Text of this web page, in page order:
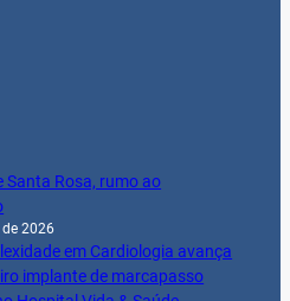
Santa Rosa, rumo ao
2026
em Cardiologia avança
implante de marcapasso